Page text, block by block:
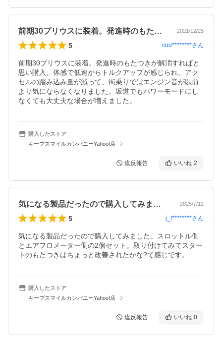
前期30プリウスに装着。発進時のもたつ… 2021/12/25
5 cou********さん
前期30プリウスに装着。発進時のもたつきが解消すればと
思い購入。体感で低速からトルクアップが感じられ、アク
セルの踏み込み量が減って、街乗りではエンジン音が以前
より気にならなくなりました。坂道でもパワーモードにし
なくても大丈夫な場合が増えました。
購入したストア
キープスマイルカンパニーYahoo!店
違反報告 いいね 2
気になる製品だったので購入してみました… 2025/7/12
5 j_t********さん
気になる製品だったので購入してみました。スロットル側
とエアフロメーター側の2個セット。取り付けてみてスター
トのもたつきはちょっと改善されたかな?て感じです。
購入したストア
キープスマイルカンパニーYahoo!店
違反報告 いいね 0